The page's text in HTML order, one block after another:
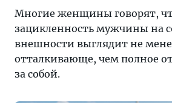
Многие женщины говорят,
зацикленность мужчины на
внешности выглядит не
отталкивающе, чем полное
за собой.